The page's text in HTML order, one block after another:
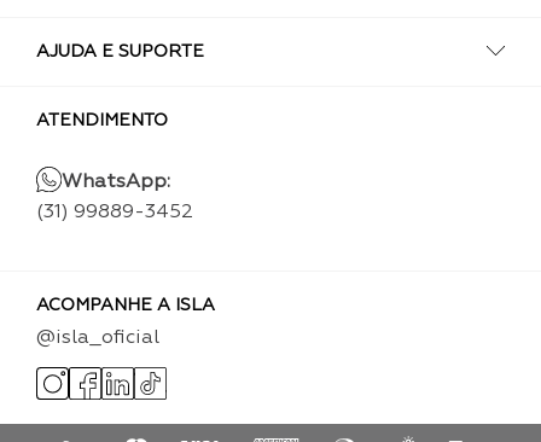
AJUDA E SUPORTE
ATENDIMENTO
WhatsApp:
(31) 99889-3452
ACOMPANHE A ISLA
@isla_oficial